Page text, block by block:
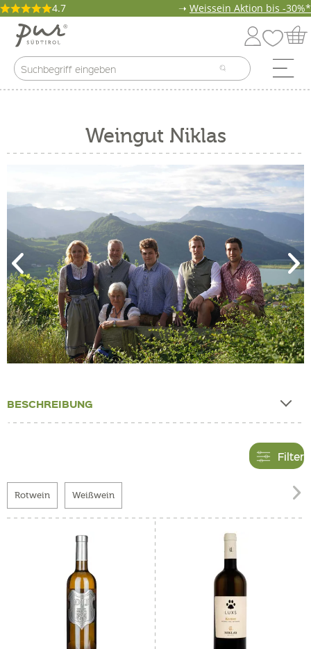
4.7 ➝ Weissein Aktion bis -30%*
Weingut Niklas
BESCHREIBUNG
Filter
Rotwein Weißwein 